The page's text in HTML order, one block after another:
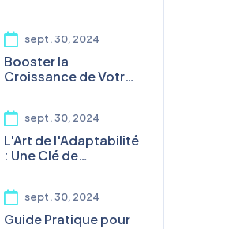
sept. 30, 2024
Booster la
Croissance de Votre
sept. 30, 2024
L'Art de l'Adaptabilité
: Une Clé de
sept. 30, 2024
Guide Pratique pour